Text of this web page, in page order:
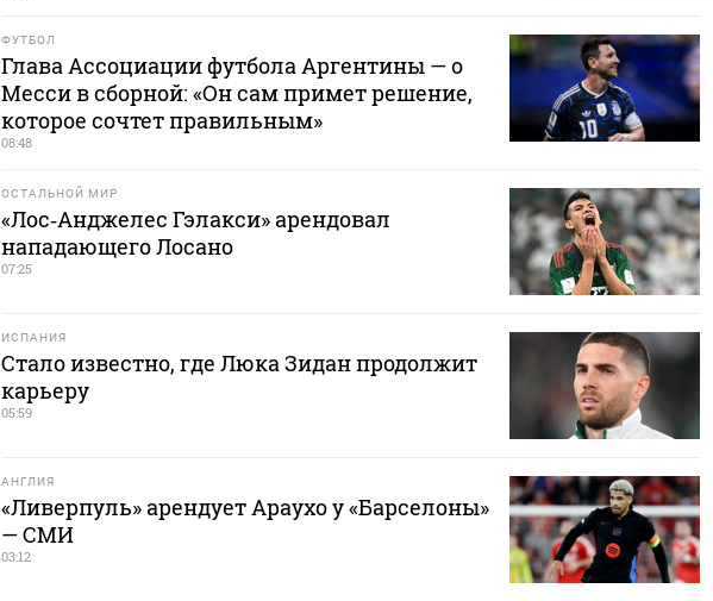
ФУТБОЛ
Глава Ассоциации футбола Аргентины — о
Месси в сборной: «Он сам примет решение,
которое сочтет правильным»
08:48
ОСТАЛЬНОЙ МИР
«Лос‑Анджелес Гэлакси» арендовал
нападающего Лосано
07:25
ИСПАНИЯ
Стало известно, где Люка Зидан продолжит
карьеру
05:59
АНГЛИЯ
«Ливерпуль» арендует Араухо у «Барселоны»
— СМИ
03:12